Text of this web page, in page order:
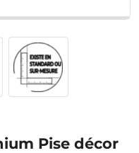
Pise décor